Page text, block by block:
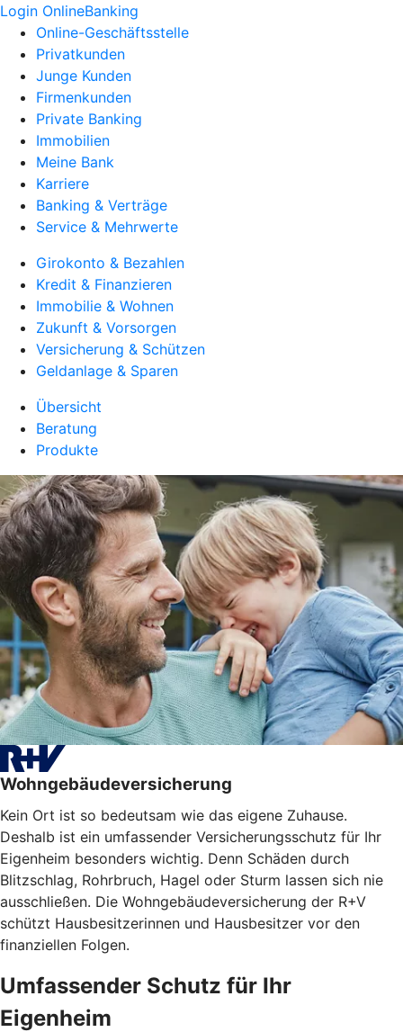
Login OnlineBanking
Online-Geschäftsstelle
Privatkunden
Junge Kunden
Firmenkunden
Private Banking
Immobilien
Meine Bank
Karriere
Banking & Verträge
Service & Mehrwerte
Girokonto & Bezahlen
Kredit & Finanzieren
Immobilie & Wohnen
Zukunft & Vorsorgen
Versicherung & Schützen
Geldanlage & Sparen
Übersicht
Beratung
Produkte
Wohngebäudeversicherung
Kein Ort ist so bedeutsam wie das eigene Zuhause.
Deshalb ist ein umfassender Versicherungsschutz für Ihr
Eigenheim besonders wichtig. Denn Schäden durch
Blitzschlag, Rohrbruch, Hagel oder Sturm lassen sich nie
ausschließen. Die Wohngebäudeversicherung der R+V
schützt Hausbesitzerinnen und Hausbesitzer vor den
finanziellen Folgen.
Umfassender Schutz für Ihr
Eigenheim